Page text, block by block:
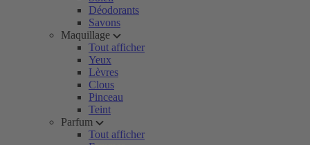
Déodorants
Savons
Maquillage
Tout afficher
Yeux
Lèvres
Clous
Pinceau
Teint
Parfum
Tout afficher